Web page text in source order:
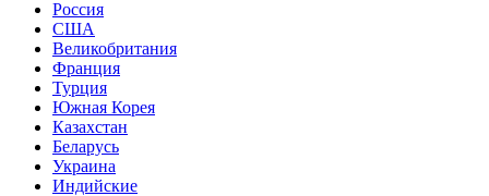
Россия
США
Великобритания
Франция
Турция
Южная Корея
Казахстан
Беларусь
Украина
Индийские